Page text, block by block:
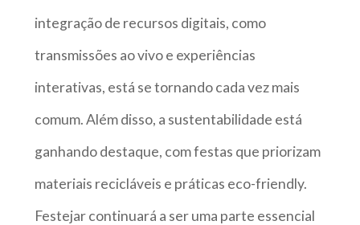
integração de recursos digitais, como
transmissões ao vivo e experiências
interativas, está se tornando cada vez mais
comum. Além disso, a sustentabilidade está
ganhando destaque, com festas que priorizam
materiais recicláveis e práticas eco-friendly.
Festejar continuará a ser uma parte essencial